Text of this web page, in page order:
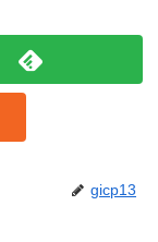
gicp13